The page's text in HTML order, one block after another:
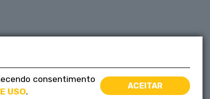
consentimento
USO.
ACEITAR